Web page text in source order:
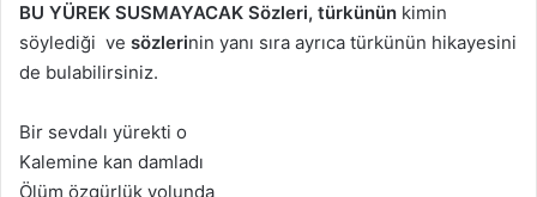
r
m
e
BU YÜREK SUSMAYACAK Sözleri, türkünün kimin
söylediği ve sözlerinin yanı sıra ayrıca türkünün hikayesini
de bulabilirsiniz.
Bir sevdalı yürekti o
Kalemine kan damladı
Ölüm özgürlük yolunda